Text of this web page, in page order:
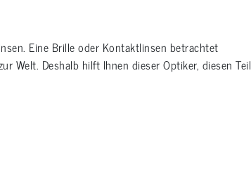
Eine Brille oder Kontaktlinsen betrachtet
Welt. Deshalb hilft Ihnen dieser Optiker, diesen Teil